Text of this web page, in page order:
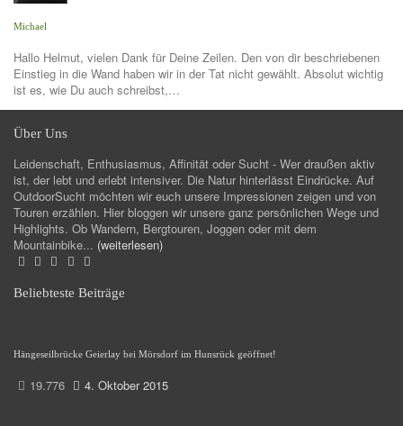
Michael
Hallo Helmut, vielen Dank für Deine Zeilen. Den von dir beschriebenen
Einstieg in die Wand haben wir in der Tat nicht gewählt. Absolut wichtig
ist es, wie Du auch schreibst,…
Über Uns
Leidenschaft, Enthusiasmus, Affinität oder Sucht - Wer draußen aktiv
ist, der lebt und erlebt intensiver. Die Natur hinterlässt Eindrücke. Auf
OutdoorSucht möchten wir euch unsere Impressionen zeigen und von
Touren erzählen. Hier bloggen wir unsere ganz persönlichen Wege und
Highlights. Ob Wandern, Bergtouren, Joggen oder mit dem
Mountainbike... (weiterlesen)
Beliebteste Beiträge
Hängeseilbrücke Geierlay bei Mörsdorf im Hunsrück geöffnet!
19.776 4. Oktober 2015